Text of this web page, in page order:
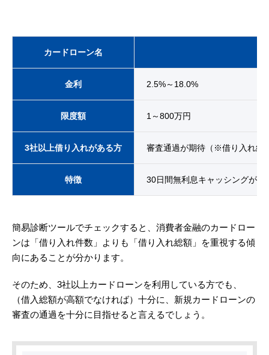
カードローン名
金利 2.5%～18.0%
限度額 1～800万円
3社以上借り入れがある方 審査通過が期待（※借り入れ総
特徴 30日間無利息キャッシングが
簡易診断ツールでチェックすると、消費者金融のカードロー
ンは「借り入れ件数」よりも「借り入れ総額」を重視する傾
向にあることが分かります。
そのため、3社以上カードローンを利用している方でも、
（借入総額が高額でなければ）十分に、新規カードローンの
審査の通過を十分に目指せると言えるでしょう。